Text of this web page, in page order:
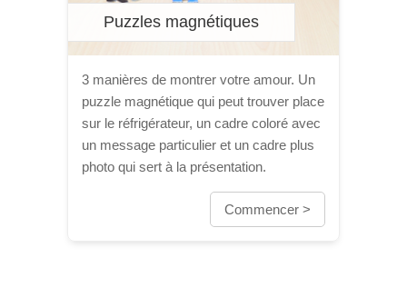
Puzzles magnétiques
3 manières de montrer votre amour. Un
puzzle magnétique qui peut trouver place
sur le réfrigérateur, un cadre coloré avec
un message particulier et un cadre plus
photo qui sert à la présentation.
Commencer >